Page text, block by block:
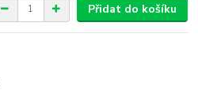
Přidat do košíku